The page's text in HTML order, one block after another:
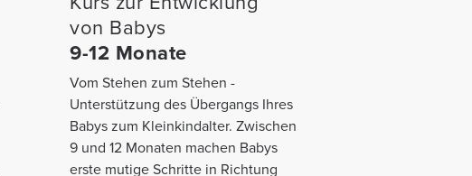
von Babys
9-12 Monate
Vom Stehen zum Stehen -
Unterstützung des Übergangs Ihres
Babys zum Kleinkindalter. Zwischen
9 und 12 Monaten machen Babys
erste mutige Schritte in Richtung